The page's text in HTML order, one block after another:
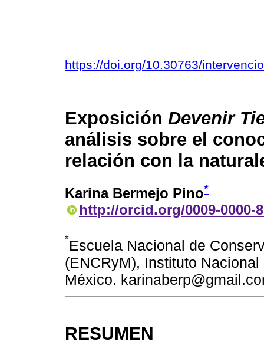
https://doi.org/10.30763/
Exposición Devenir
análisis sobre el
relación con la
Karina Bermejo Pino*
http://orcid.org/0009-0000-
*Escuela Nacional de
(ENCRyM), Instituto
México.
RESUMEN